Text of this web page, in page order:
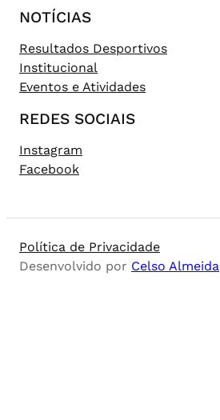
NOTÍCIAS
Resultados Desportivos
Institucional
Eventos e Atividades
REDES SOCIAIS
Instagram
Facebook
Política de Privacidade
Desenvolvido por Celso Almeida